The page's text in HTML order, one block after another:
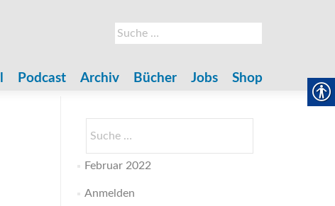
Suche
nach:
Podcast Archiv Bücher Jobs Shop
nach:
Februar 2022
Anmelden